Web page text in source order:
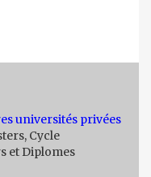
universités privées
Cycle
et Diplomes